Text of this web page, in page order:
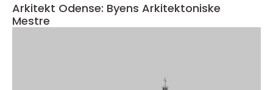
Arkitekt Odense: Byens Arkitektoniske
Mestre